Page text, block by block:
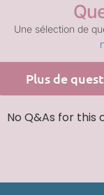
Une sélection de
Plus de
No Q&As for this